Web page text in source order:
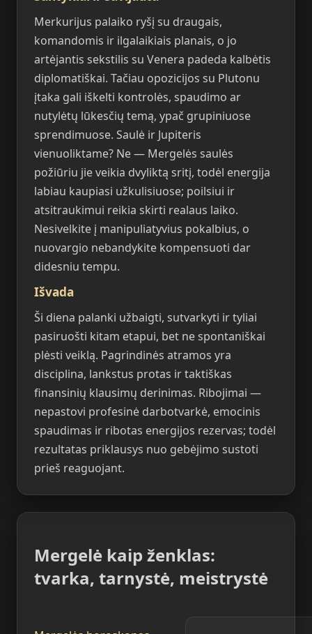
Merkurijus palaiko ryšį su draugais,
komandomis ir ilgalaikiais planais, o jo
artėjantis sekstilis su Venera padeda kalbėtis
diplomatiškai. Tačiau opozicijos su Plutonu
įtaka gali iškelti kontrolės, spaudimo ar
nutylėtų lūkesčių temą, ypač grupiniuose
sprendimuose. Saulė ir Jupiteris
vienuoliktame? Ne — Mergelės saulės
požiūriu jie veikia dvyliktą sritį, todėl energija
labiau kaupiasi užkulisiuose; poilsiui ir
atsitraukimui reikia skirti realaus laiko.
Nesivelkite į manipuliatyvius pokalbius, o
nuovargio nebandykite kompensuoti dar
didesniu tempu.
Išvada
Ši diena palanki užbaigti, sutvarkyti ir tyliai
pasiruošti kitam etapui, bet ne spontaniškai
plėsti veiklą. Pagrindinės atramos yra
disciplina, lankstus protas ir taktiškas
finansinių klausimų derinimas. Ribojimai —
nepastovi profesinė darbotvarkė, emocinis
spaudimas ir ribotas energijos rezervas; todėl
rezultatas priklausys nuo gebėjimo sustoti
prieš reaguojant.
Mergelė kaip ženklas:
tvarka, tarnystė, meistrystė